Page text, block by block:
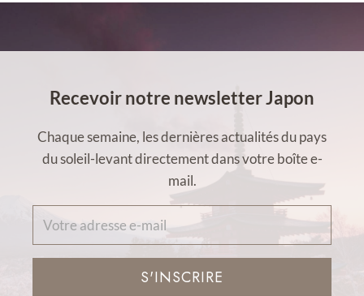
Recevoir notre newsletter Japon
Chaque semaine, les dernières actualités du pays
du soleil-levant directement dans votre boîte e-
mail.
S'INSCRIRE